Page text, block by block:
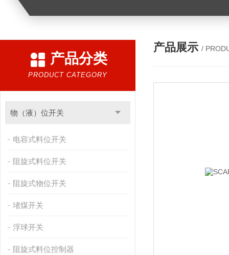
产品分类
PRODUCT CATEGORY
物（液）位开关
电容式料位开关
阻旋式料位开关
阻旋式物位开关
堵煤开关
浮球开关
阻旋式料位控制器
产品展示 /